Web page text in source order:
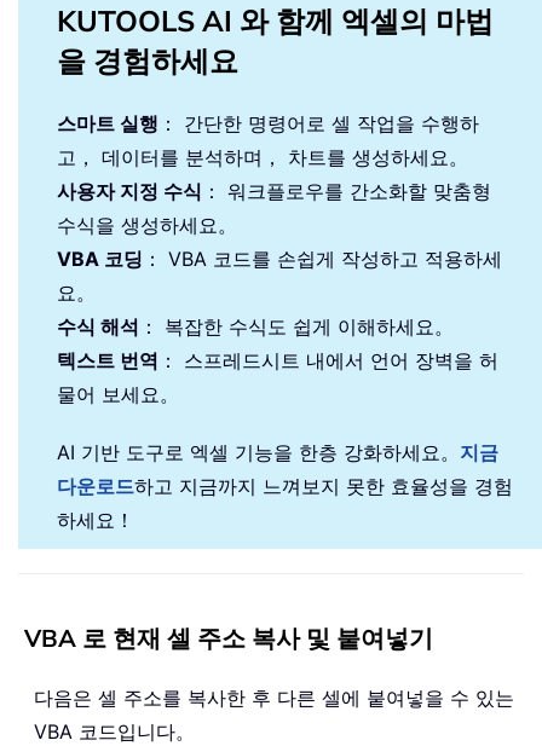
KUTOOLS AI 와 함께 엑셀의 마법
을 경험하세요
스마트 실행 ： 간단한 명령어로 셀 작업을 수행하
고， 데이터를 분석하며， 차트를 생성하세요。
사용자 지정 수식 ： 워크플로우를 간소화할 맞춤형
수식을 생성하세요。
VBA 코딩 ： VBA 코드를 손쉽게 작성하고 적용하세
요。
수식 해석 ： 복잡한 수식도 쉽게 이해하세요。
텍스트 번역 ： 스프레드시트 내에서 언어 장벽을 허
물어 보세요。
AI 기반 도구로 엑셀 기능을 한층 강화하세요。 지금
다운로드하고 지금까지 느껴보지 못한 효율성을 경험
하세요！
VBA 로 현재 셀 주소 복사 및 붙여넣기
다음은 셀 주소를 복사한 후 다른 셀에 붙여넣을 수 있는
VBA 코드입니다。